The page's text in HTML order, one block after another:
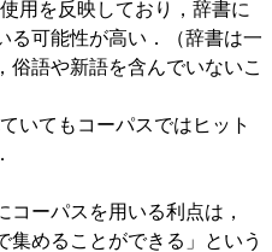
用を反映しており，辞書に
る可能性が高い．（辞書は一
俗語や新語を含んでいないこ
いてもコーパスではヒット
ーパスを用いる利点は，
集めることができる」という